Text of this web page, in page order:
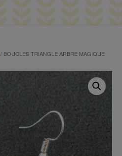
/ BOUCLES TRIANGLE ARBRE MAGIQUE